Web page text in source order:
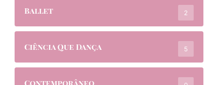
Ballet 2
Ciência Que Dança 5
Contemporâneo